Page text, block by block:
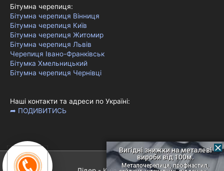
Бітумна черепиця:
Бітумна черепиця Вінниця
Бітумна черепиця Київ
Бітумна черепиця Житомир
Бітумна черепиця Львів
Черепиця Івано-Франківськ
Бітумка Хмельницький
Бітумна черепиця Чернівці
Наші контакти та адреси по Україні:
➦ ПОДИВИТИСЬ
Вигідні знижки на металеві
вироби від 100м.
Металочерепиця, профнастил,
сайдинг, штакетник, піддашок...